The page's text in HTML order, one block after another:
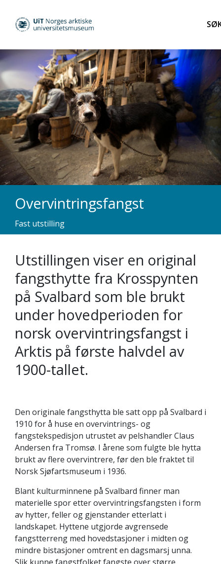
Overvintringsfangst
Fast utstilling
Utstillingen viser en original
fangsthytte fra Krosspynten
på Svalbard som ble brukt
under hovedperioden for
norsk overvintringsfangst i
Arktis på første halvdel av
1900-tallet.
Den originale fangsthytta ble satt opp på Svalbard i
1910 for å huse en overvintrings- og
fangstekspedisjon utrustet av pelshandler Claus
Andersen fra Tromsø. I årene som fulgte ble hytta
brukt av flere overvintrere, før den ble fraktet til
Norsk Sjøfartsmuseum i 1936.
Blant kulturminnene på Svalbard finner man
materielle spor etter overvintringsfangsten i form
av hytter, feller og gjenstander etterlatt i
landskapet. Hyttene utgjorde avgrensede
fangstterreng med hovedstasjoner i midten og
mindre bistasjoner omtrent en dagsmarsj unna.